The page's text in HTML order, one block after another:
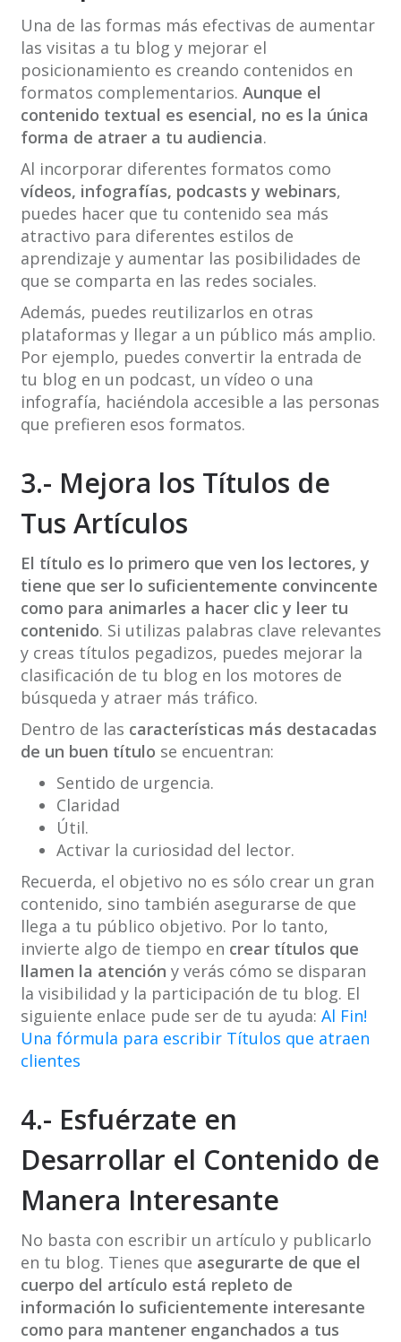
Una de las formas más efectivas de aumentar
las visitas a tu blog y mejorar el
posicionamiento es creando contenidos en
formatos complementarios. Aunque el
contenido textual es esencial, no es la única
forma de atraer a tu audiencia.
Al incorporar diferentes formatos como
vídeos, infografías, podcasts y webinars,
puedes hacer que tu contenido sea más
atractivo para diferentes estilos de
aprendizaje y aumentar las posibilidades de
que se comparta en las redes sociales.
Además, puedes reutilizarlos en otras
plataformas y llegar a un público más amplio.
Por ejemplo, puedes convertir la entrada de
tu blog en un podcast, un vídeo o una
infografía, haciéndola accesible a las personas
que prefieren esos formatos.
3.- Mejora los Títulos de
Tus Artículos
El título es lo primero que ven los lectores, y
tiene que ser lo suficientemente convincente
como para animarles a hacer clic y leer tu
contenido. Si utilizas palabras clave relevantes
y creas títulos pegadizos, puedes mejorar la
clasificación de tu blog en los motores de
búsqueda y atraer más tráfico.
Dentro de las características más destacadas
de un buen título se encuentran:
Sentido de urgencia.
Claridad
Útil.
Activar la curiosidad del lector.
Recuerda, el objetivo no es sólo crear un gran
contenido, sino también asegurarse de que
llega a tu público objetivo. Por lo tanto,
invierte algo de tiempo en crear títulos que
llamen la atención y verás cómo se disparan
la visibilidad y la participación de tu blog. El
siguiente enlace pude ser de tu ayuda: Al Fin!
Una fórmula para escribir Títulos que atraen
clientes
4.- Esfuérzate en
Desarrollar el Contenido de
Manera Interesante
No basta con escribir un artículo y publicarlo
en tu blog. Tienes que asegurarte de que el
cuerpo del artículo está repleto de
información lo suficientemente interesante
como para mantener enganchados a tus